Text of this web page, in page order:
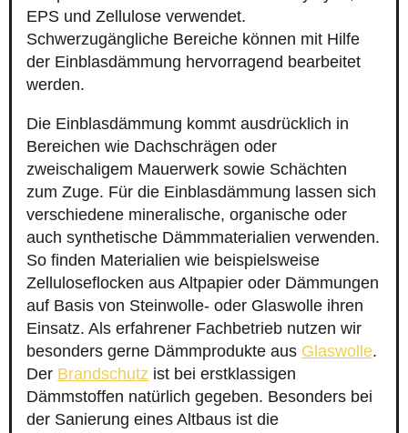
EPS und Zellulose verwendet.
Schwerzugängliche Bereiche können mit Hilfe
der Einblasdämmung hervorragend bearbeitet
werden.
Die Einblasdämmung kommt ausdrücklich in
Bereichen wie Dachschrägen oder
zweischaligem Mauerwerk sowie Schächten
zum Zuge. Für die Einblasdämmung lassen sich
verschiedene mineralische, organische oder
auch synthetische Dämmmaterialien verwenden.
So finden Materialien wie beispielsweise
Zelluloseflocken aus Altpapier oder Dämmungen
auf Basis von Steinwolle- oder Glaswolle ihren
Einsatz. Als erfahrener Fachbetrieb nutzen wir
besonders gerne Dämmprodukte aus Glaswolle.
Der Brandschutz ist bei erstklassigen
Dämmstoffen natürlich gegeben. Besonders bei
der Sanierung eines Altbaus ist die